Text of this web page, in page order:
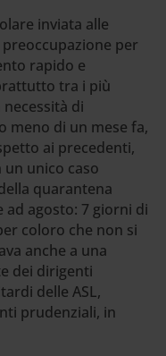
inviata alle
per
rapido e
tra i più
di
meno di un mese fa,
ai precedenti,
unico caso
quarantena
agosto: 7 giorni di
coloro che non si
anche a una
dei dirigenti
delle ASL,
prudenziali, in